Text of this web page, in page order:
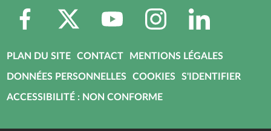
RÉSEAUX
SOCIAUX
PIED
PAGE
PLAN DU SITE CONTACT MENTIONS LÉGALES
DONNÉES PERSONNELLES COOKIES S'IDENTIFIER
ACCESSIBILITÉ : NON CONFORME